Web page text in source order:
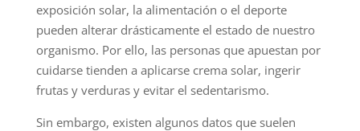
exposición solar, la alimentación o el deporte
pueden alterar drásticamente el estado de nuestro
organismo. Por ello, las personas que apuestan por
cuidarse tienden a aplicarse crema solar, ingerir
frutas y verduras y evitar el sedentarismo.
Sin embargo, existen algunos datos que suelen